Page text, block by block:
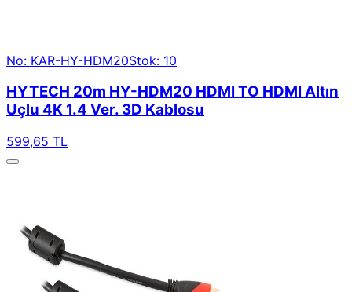
No: KAR-HY-HDM20Stok: 10
HYTECH 20m HY-HDM20 HDMI TO HDMI Altın
Uçlu 4K 1.4 Ver. 3D Kablosu
599,65 TL